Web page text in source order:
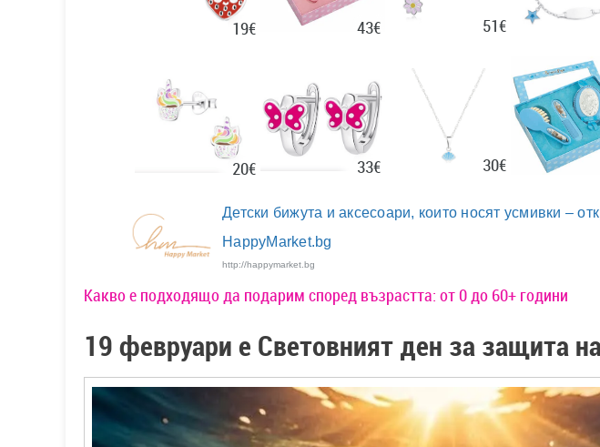
19€ 43€ 51€
20€ 33€ 30€
Детски бижута и аксесоари, които носят усмивки –
HappyMarket.bg
http://happymarket.bg
Какво е подходящо да подарим според възрастта: от 0 до 60+ години
19 февруари е Световният ден за защита